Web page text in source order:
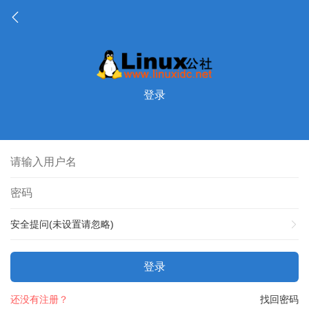
登录
安全提问(未设置请忽略)
登录
找回密码
还没有注册？